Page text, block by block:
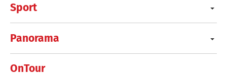
Sport
Panorama
OnTour